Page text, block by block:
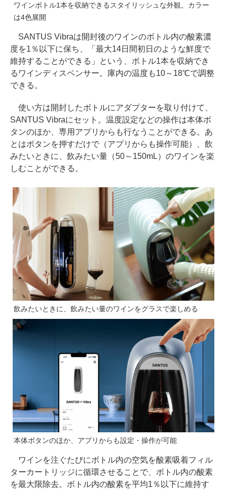
ワインボトル1本を収納できるスタイリッシュな外観。カラー
は4色展開
SANTUS Vibraは開封後のワインのボトル内の酸素濃
度を1％以下に保ち、「最大14日間初日のような鮮度で
維持することができる」という、ボトル1本を収納でき
るワインディスペンサー。庫内の温度も10～18℃で調整
できる。
使い方は開封したボトルにアダプターを取り付けて、
SANTUS Vibraにセット。温度設定などの操作は本体ボ
タンのほか、専用アプリからも行なうことができる。あ
とはボタンを押すだけで（アプリからも操作可能）、飲
みたいときに、飲みたい量（50～150mL）のワインを楽
しむことができる。
飲みたいときに、飲みたい量のワインをグラスで楽しめる
本体ボタンのほか、アプリからも設定・操作が可能
ワインを注ぐたびにボトル内の空気を酸素吸着フィル
ターカートリッジに循環させることで、ボトル内の酸素
を最大限除去。ボトル内の酸素を平均1％以下に維持す